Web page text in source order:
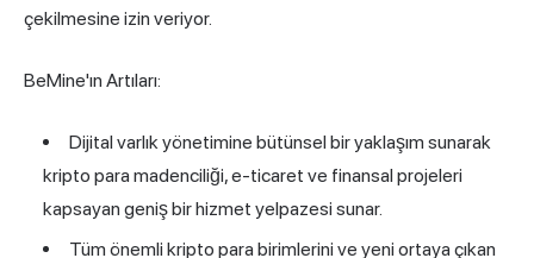
çekilmesine izin veriyor.
BeMine'ın Artıları:
Dijital varlık yönetimine bütünsel bir yaklaşım sunarak
kripto para madenciliği, e-ticaret ve finansal projeleri
kapsayan geniş bir hizmet yelpazesi sunar.
Tüm önemli kripto para birimlerini ve yeni ortaya çıkan